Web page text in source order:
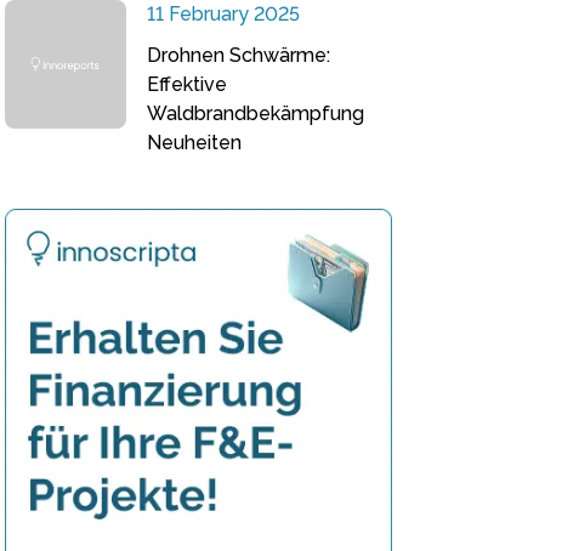
11 February 2025
Drohnen Schwärme:
Effektive
Waldbrandbekämpfung
Neuheiten